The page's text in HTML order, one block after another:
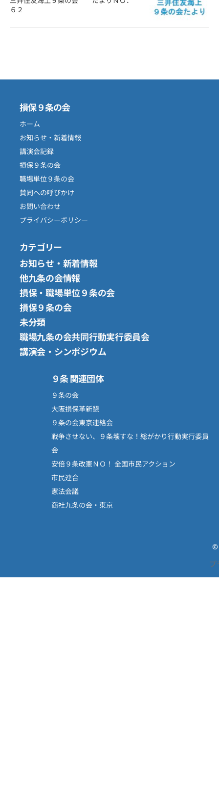
６２
損保９条の会
ホーム
お知らせ・新着情報
講演会記録
損保９条の会
職場単位９条の会
賛同への呼びかけ
お問い合わせ
プライバシーポリシー
カテゴリー
お知らせ・新着情報
他九条の会情報
損保・職場単位９条の会
損保９条の会
未分類
職場九条の会共同行動実行委員会
講演会・シンポジウム
９条 関連団体
９条の会
大阪損保革新懇
９条の会東京連絡会
戦争させない、９条壊すな！総がかり行動実行委員
会
安倍９条改憲ＮＯ！ 全国市民アクション
市民連合
憲法会議
商社九条の会・東京
©